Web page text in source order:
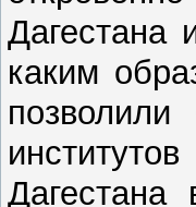
Дагестана
каким